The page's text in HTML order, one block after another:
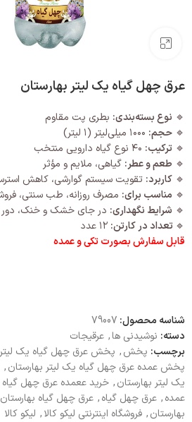
عرق چهل گیاه یک لیتر بهارستان
🔹 نوع بسته‌بندی: بطری پت مقاوم
🔹 حجم:
🔹 ترکیب:
🔹 طعم و عطر: گیاهی، ملایم و مؤثر
🔹 کاربرد: تقویت سیستم گوارشی، کاهش
🔹 مناسب برای: مصرف روزانه، طب سنتی،
🔹 شرایط نگهداری: در جای خشک و خنک، دور
🔹 تعداد در کارتن:
قابل سفارش بصورت تکی و عمده
شناسه محصول: 79007
دسته: نوشیدنی ها, عرقیجات
برچسب: پخش, پخش عرق چهل گیاه یک لیتر
پخش عمده عرق چهل گیاه یک لیتر بهارستان,
یک لیتر بهارستان, خرید ععمده عرق چهل گیاه
عمده, عرق چهل گیاه, عرق چهل گیاه بهارستان
بهارستان, فروشگاه اینترنتی لیکو کالا, لیکو کالا